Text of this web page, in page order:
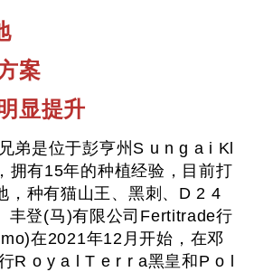
案
显提升
弟是位于彭亨州S u n g a i Kl
拥有15年的种植经验，目前打
，种有猫山王、黑刺、D 2 4
丰登(马)有限公司Fertitrade行
在2021年12月开始，在邓
R o y a l T e r r a黑皇和P o l